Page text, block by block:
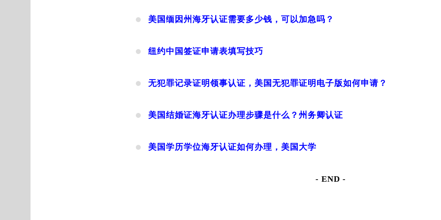
美国缅因州海牙认证需要多少钱，可以加急吗？
纽约中国签证申请表填写技巧
无犯罪记录证明领事认证，美国无犯罪证明电子版如何申请？
美国结婚证海牙认证办理步骤是什么？州务卿认证
美国学历学位海牙认证如何办理，美国大学
- END -